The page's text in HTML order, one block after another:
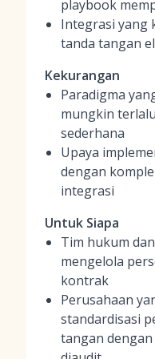
playbook
Integrasi yang
tanda tangan
Kekurangan
Paradigma
mungkin
sederhana
Upaya
dengan
integrasi
Untuk Siapa
Tim hukum
mengelola
kontrak
Perusahaan
standardisasi
tangan